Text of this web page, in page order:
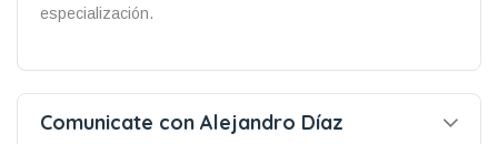
especialización.
Comunicate con Alejandro Díaz